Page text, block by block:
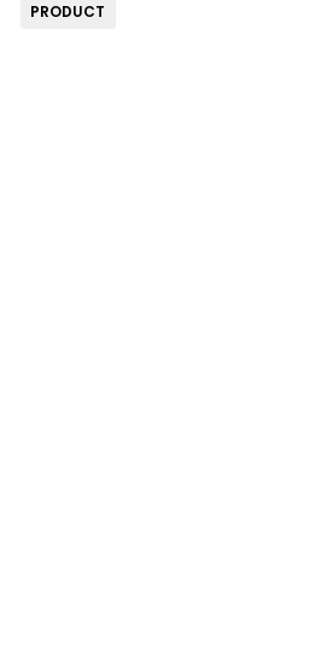
PRODUCT